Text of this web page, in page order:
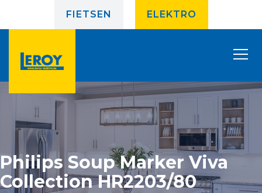
FIETSEN ELEKTRO
Philips Soup Marker Viva
Collection HR2203/80